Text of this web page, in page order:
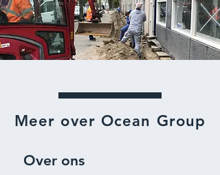
Meer over Ocean Group
Over ons